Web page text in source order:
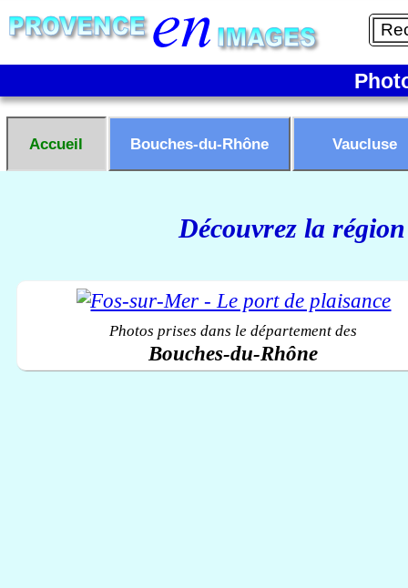
Accueil Bouches-du-Rhône Vaucluse
Découvrez la
Photos prises dans le département des
Bouches-du-Rhône